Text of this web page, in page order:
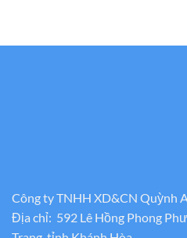
Công ty TNHH XD&CN Quỳnh
Địa chỉ: 592 Lê Hồng Phong